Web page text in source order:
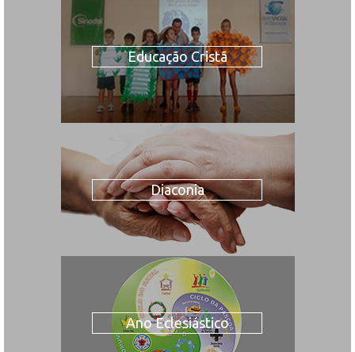
Educação Cristã
Diaconia
Ano Eclesiástico